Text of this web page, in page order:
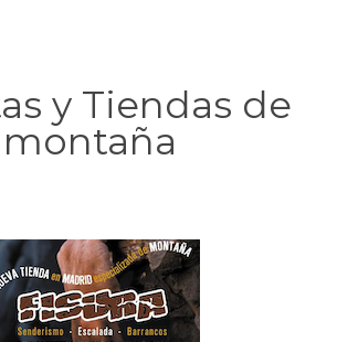
y Tiendas de
montaña